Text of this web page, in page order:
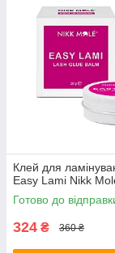
Клей для
Easy Lami Nikk
Готово до
324 ₴ 360 ₴